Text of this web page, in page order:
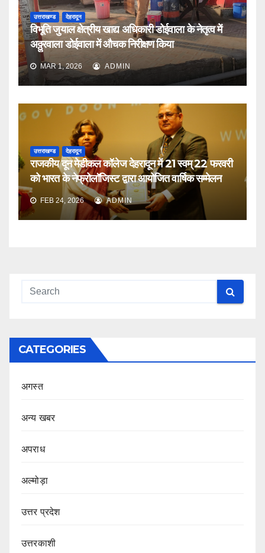
उत्तराखण्ड देहरादून
विभूति जुयाल क्षेत्रीय खाद्य अधिकारी डोईवाला के नेतृत्व में
अठ्ठुरवाला डोईवाला में औचक निरीक्षण किया
MAR 1, 2026 ADMIN
उत्तराखण्ड देहरादून
राजकीय दून मेडीकल कॉलेज देहरादून में 21 स्वम् 22 फरवरी
को भारत के नेफ्रोलॉजिस्ट द्वारा आयोजित वार्षिक सम्मेलन
FEB 24, 2026 ADMIN
CATEGORIES
अगस्त
अन्य खबर
अपराध
अल्मोड़ा
उत्तर प्रदेश
उत्तरकाशी